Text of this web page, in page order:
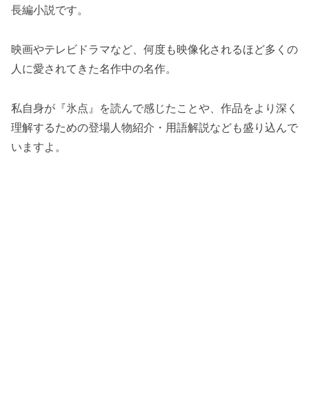
長編小説です。
映画やテレビドラマなど、何度も映像化されるほど多くの
人に愛されてきた名作中の名作。
私自身が『氷点』を読んで感じたことや、作品をより深く
理解するための登場人物紹介・用語解説なども盛り込んで
いますよ。